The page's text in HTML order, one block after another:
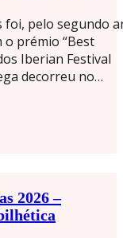
foi, pelo segundo
prémio “Best
Iberian Festival
decorreu no…
2026 –